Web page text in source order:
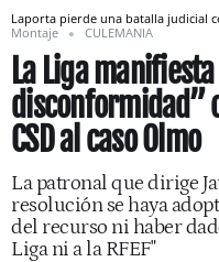
Laporta pierde una batalla judicial
Montaje
CULEMANIA
La Liga
disconformidad”
CSD al caso Olmo
La patronal que dirige
resolución se haya
del recurso ni haber
Liga ni a la RFEF"